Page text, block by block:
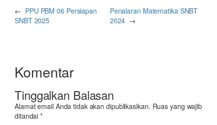
← PPU PBM 06 Persiapan
SNBT 2025
Penalaran Matematika SNBT
2024 →
Komentar
Tinggalkan Balasan
Alamat email Anda tidak akan dipublikasikan. Ruas yang wajib
ditandai*